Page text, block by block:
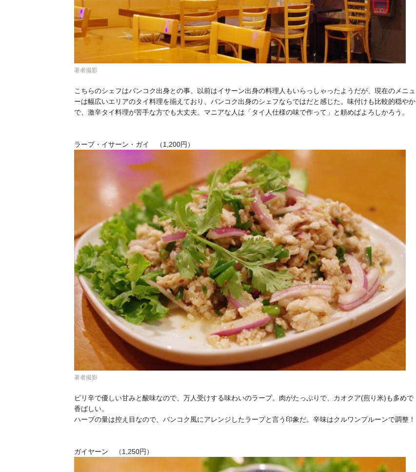
著者撮影
こちらのシェフはバンコク出身との事。以前はイサーン出身の料理人もいらっしゃったようだが、現在のメニュ
ーは幅広いエリアのタイ料理を揃えており、バンコク出身のシェフならではだと感じた。味付けも比較的穏やか
で、激辛タイ料理が苦手な方でも大丈夫。マニアな人は「タイ人仕様の味で作って」と頼めばよろしかろう。
ラープ・イサーン・ガイ （1,200円）
著者撮影
ピリ辛で優しい甘みと酸味なので、万人受けする味わいのラープ。肉がたっぷりで、カオクア(煎り米)も多めで
香ばしい。
ハーブの量は控え目なので、バンコク風にアレンジしたラープと言う印象だ。辛味はクルワンプルーンで調整！
ガイヤーン （1,250円）